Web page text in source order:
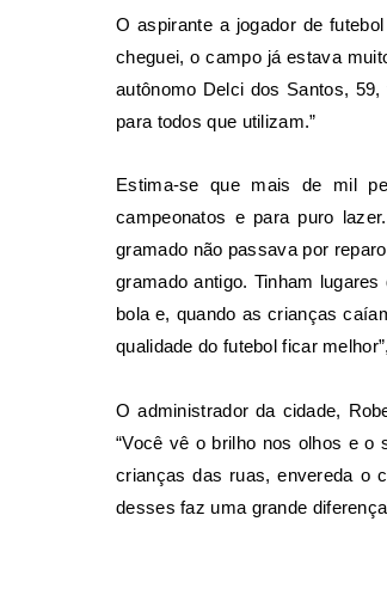
O aspirante a jogador de
cheguei, o campo já estava
autônomo Delci dos Santos,
para todos que utilizam.”
Estima-se que mais de mil
campeonatos e para puro
gramado não passava por
gramado antigo. Tinham
bola e, quando as crianças
qualidade do futebol ficar
O administrador da cidade,
“Você vê o brilho nos olhos e o
crianças das ruas, envereda o
desses faz uma grande